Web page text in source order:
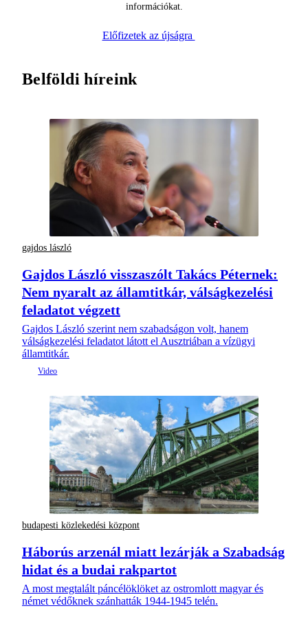
információkat.
Előfizetek az újságra
Belföldi híreink
gajdos lászló
Gajdos László visszaszólt Takács Péternek:
Nem nyaralt az államtitkár, válságkezelési
feladatot végzett
Gajdos László szerint nem szabadságon volt, hanem
válságkezelési feladatot látott el Ausztriában a vízügyi
államtitkár.
budapesti közlekedési központ
Háborús arzenál miatt lezárják a Szabadság
hidat és a budai rakpartot
A most megtalált páncélöklöket az ostromlott magyar és
német védőknek szánhatták 1944-1945 telén.